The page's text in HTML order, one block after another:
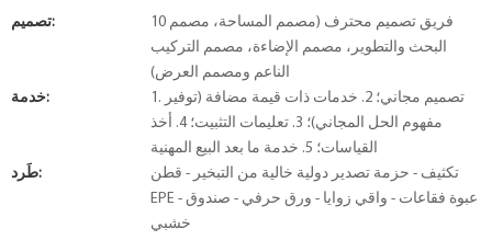
تصميم:
10 فريق تصميم محترف (مصمم المساحة، مصمم
البحث والتطوير، مصمم الإضاءة، مصمم التركيب
الناعم ومصمم العرض)
خدمة:
1. تصميم مجاني؛ 2. خدمات ذات قيمة مضافة (توفير
مفهوم الحل المجاني)؛ 3. تعليمات التثبيت؛ 4. أخذ
القياسات؛ 5. خدمة ما بعد البيع المهنية
طَرد:
تكثيف - حزمة تصدير دولية خالية من التبخير - قطن
EPE - عبوة فقاعات - واقي زوايا - ورق حرفي - صندوق
خشبي